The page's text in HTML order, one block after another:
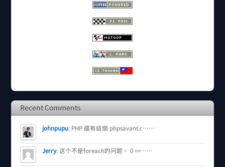
Recent Comments
johnpupu: PHP 還有這個 phpsavant.c……
Jerry:这个不是foreach的问题。 0 ==……